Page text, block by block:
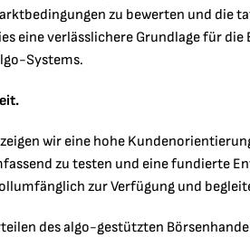
zu bewerten und die
eine verlässlichere Grundlage für
Systems.
wir eine hohe
zu testen und eine fundierte
zur Verfügung und
des algo-gestützten